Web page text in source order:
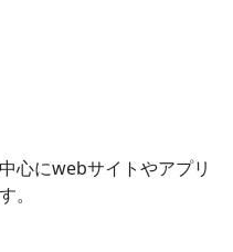
心にwebサイトやアプリ
。